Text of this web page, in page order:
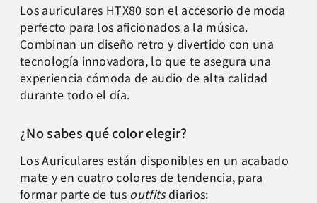
Los auriculares HTX80 son el accesorio de moda
perfecto para los aficionados a la música.
Combinan un diseño retro y divertido con una
tecnología innovadora, lo que te asegura una
experiencia cómoda de audio de alta calidad
durante todo el día.
¿No sabes qué color elegir?
Los Auriculares están disponibles en un acabado
mate y en cuatro colores de tendencia, para
formar parte de tus outfitsdiarios: